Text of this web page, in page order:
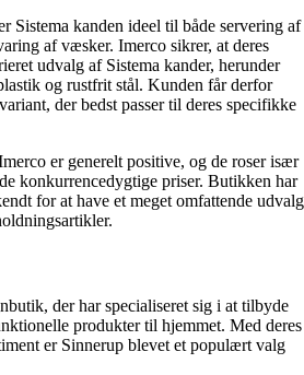
Sistema kanden ideel til både servering af
af væsker. Imerco sikrer, at deres
udvalg af Sistema kander, herunder
og rustfrit stål. Kunden får derfor
der bedst passer til deres specifikke
er generelt positive, og de roser især
konkurrencedygtige priser. Butikken har
for at have et meget omfattende udvalg
der har specialiseret sig i at tilbyde
produkter til hjemmet. Med deres
er Sinnerup blevet et populært valg